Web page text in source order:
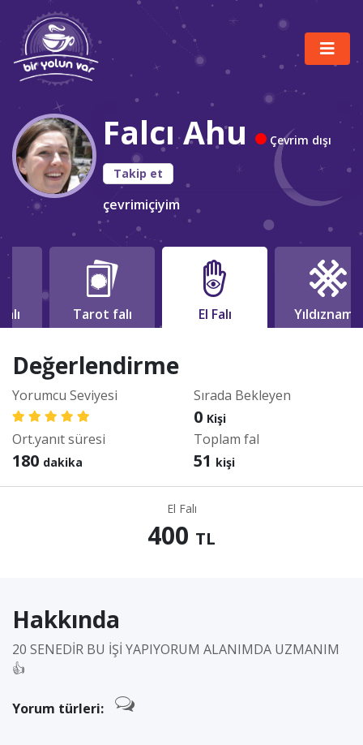
Falcı Ahu Çevrim dışı
Takip et
çevrimiçiyim
Tarot falı El Falı Yıldızname
Değerlendirme
Yorumcu Seviyesi Sırada Bekleyen
0 Kişi
Ort.yanıt süresi
180 dakika
Toplam fal
51 kişi
El Falı
400 TL
Hakkında
20 SENEDİR BU İŞİ YAPIYORUM ALANIMDA UZMANIM
👍
Yorum türleri: